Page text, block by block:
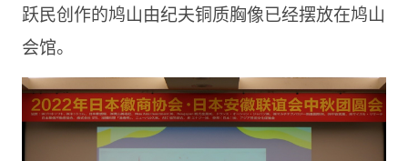
跃民创作的鸠山由纪夫铜质胸像已经摆放在鸠山
会馆。